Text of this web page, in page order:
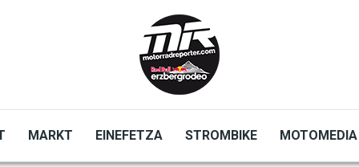
MARKT EINEFETZA STROMBIKE MOTOMEDIA